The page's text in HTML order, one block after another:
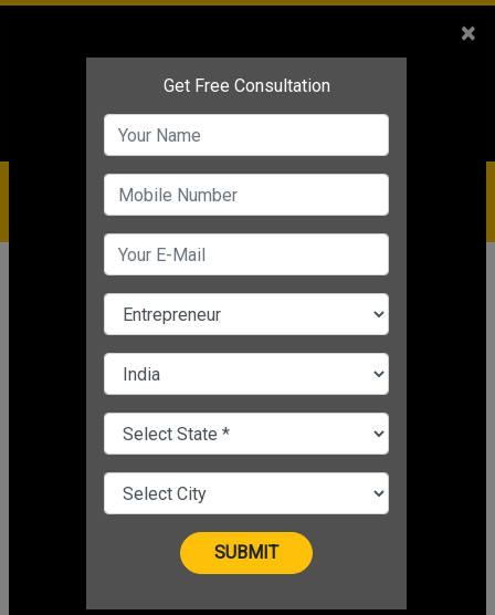
Service
IBC+91-9910344443
care@badabusiness.com
919810544443
स्टार्टअप
Top 5 Franchise Business Ideas: इन
कंपनियों के साथ शुरू करें अपना फ्रेंचाइजी
Editor's Desk May 31, 2025 10:53 AM IST
CHANGE LANGUAGE
×